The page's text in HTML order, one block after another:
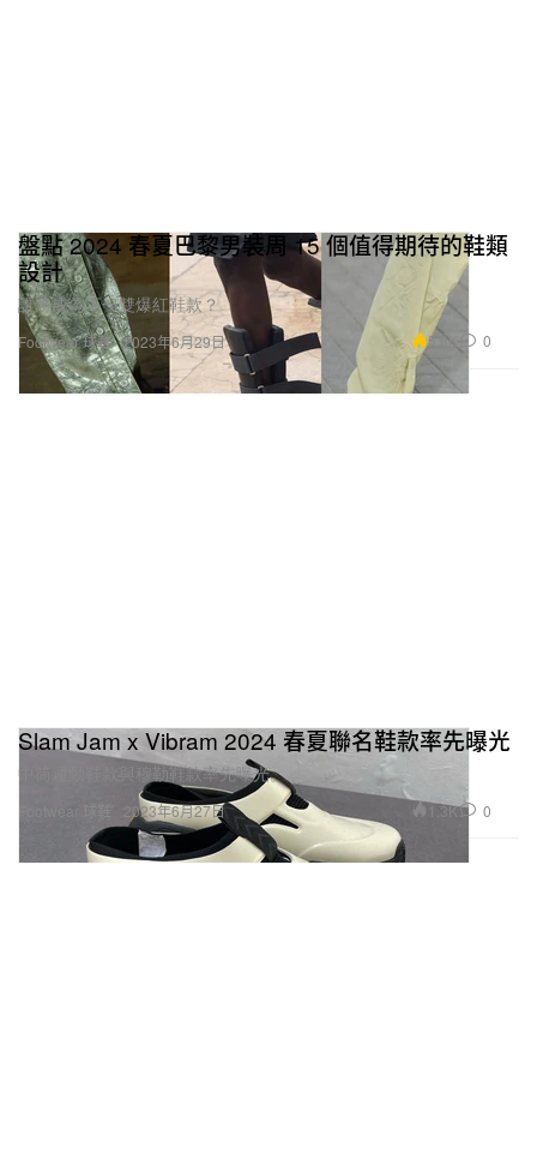
Footwear 球鞋
盤點 2024 春夏巴黎男裝周 15 個值得期待的鞋類
設計
誰將成為下一雙爆紅鞋款？
2023年6月29日 5.8K 0
Slam Jam x Vibram 2024 春夏聯名鞋款率先曝光
中筒運動鞋款與穆勒鞋款率先曝光。
2023年6月27日 1.3K 0